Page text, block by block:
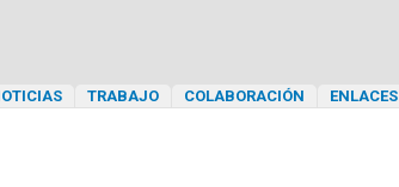
TRABAJO COLABORACIÓN ENLACES